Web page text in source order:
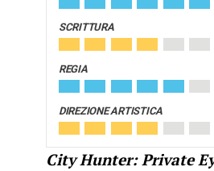
SCRITTURA
REGIA
DIREZIONE ARTISTICA
City Hunter: Private